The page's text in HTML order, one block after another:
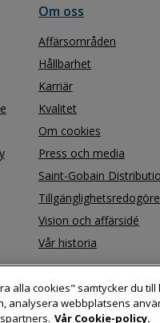
Om oss
Affärsområden
Hållbarhet
Karriär
Kvalitet
Om cookies
Press och media
Saint-Gobain
Vision och affärsidé
Vår historia
alla cookies" samtycker du
analysera webbplatsens
Vår Cookie-policy.